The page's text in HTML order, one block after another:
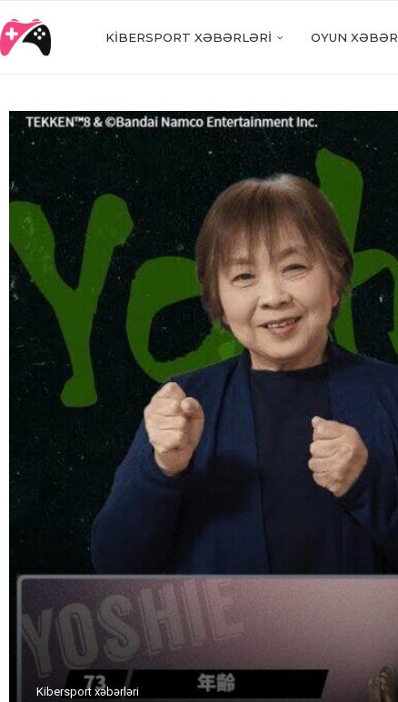
KIBERSPORT XƏBƏRLƏRI OYUN
Kibersport xəbərləri